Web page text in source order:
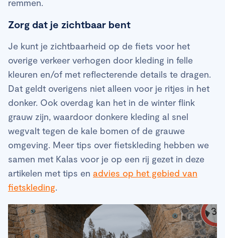
remmen.
Zorg dat je zichtbaar bent
Je kunt je zichtbaarheid op de fiets voor het
overige verkeer verhogen door kleding in felle
kleuren en/of met reflecterende details te dragen.
Dat geldt overigens niet alleen voor je ritjes in het
donker. Ook overdag kan het in de winter flink
grauw zijn, waardoor donkere kleding al snel
wegvalt tegen de kale bomen of de grauwe
omgeving. Meer tips over fietskleding hebben we
samen met Kalas voor je op een rij gezet in deze
artikelen met tips en advies op het gebied van
fietskleding.